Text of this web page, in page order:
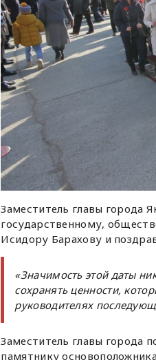
Заместитель главы города
государственному,
Исидору Барахову и
«Значимость этой даты
сохранять ценности,
руководителях
Заместитель главы города
памятнику